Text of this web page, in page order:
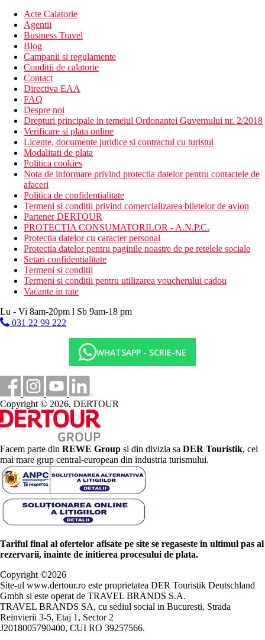
Acte Calatorie
Agentii
Business Travel
Blog
Campanii si regulamente
Conditii de calatorie
Contact
Directiva EAA
FAQ
Despre noi
Drepturi principale in temeiul Ordonantei Guvernului nr. 2/2018
Verificare si plata online
Licente, documente juridice si contractul cu turistul
Modalitati de plata
Politica cookies
Nota de informare privind protectia datelor pentru contactele de
afaceri
Politica de confidentialitate
Termeni si conditii privind comercializarea biletelor de avion
Partener DERTOUR
PROTECTIA CONSUMATORILOR - A.N.P.C.
Protectia datelor cu caracter personal
Protectia datelor pentru paginile noastre de pe retelele sociale
Setari confidentialitate
Termeni si conditii
Termeni si conditii pentru utilizarea voucherului cadou
Vacante in rate
Lu - Vi 8am-20pm l Sb 9am-18 pm
031 22 99 222
WHATSAPP - SCRIE-NE
Copyright © 2026, DERTOUR
Facem parte din REWE Group si din divizia sa DER Touristik, cel
mai mare grup central-european din industria turismului.
Tariful final al ofertelor afisate pe site se regaseste in ultimul pas al
rezervarii, inainte de initierea procesului de plata.
Copyright ©2026
Site-ul www.dertour.ro este proprietatea DER Touristik Deutschland
Gmbh si este operat de TRAVEL BRANDS S.A.
TRAVEL BRANDS SA, cu sediul social in Bucuresti, Strada
Reinvierii 3-5, Etaj 1, Sector 2
J2018005790400, CUI RO 39257566.